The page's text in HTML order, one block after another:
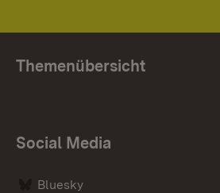
Themenübersicht
Social Media
Bluesky